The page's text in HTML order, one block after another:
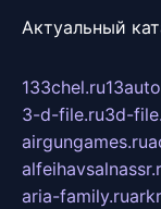
Актуальный
133chel.ru
3-d-file.ru3d-
airgungames.ru
aria-family.ru